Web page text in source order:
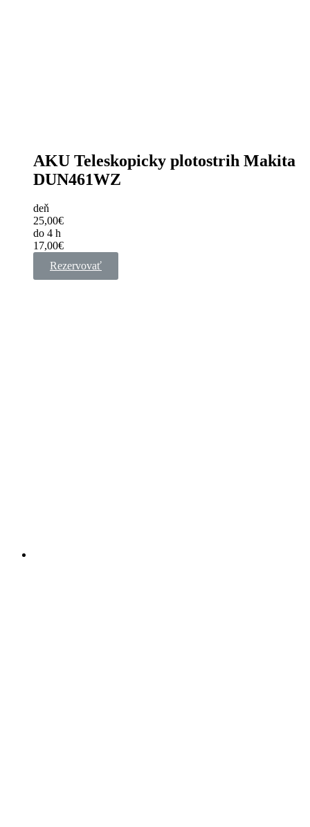
AKU Teleskopicky plotostrih Makita
DUN461WZ
deň
25,00€
do 4 h
17,00€
Rezervovať